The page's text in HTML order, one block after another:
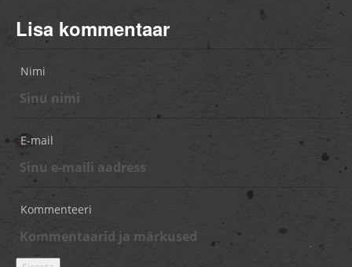
Lisa kommentaar
Nimi
E-mail
Kommenteeri